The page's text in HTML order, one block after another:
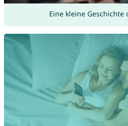
Eine kleine Geschichte